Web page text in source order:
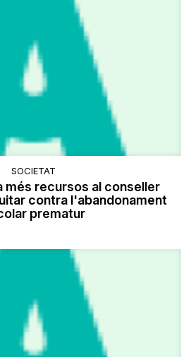
SOCIETAT
més recursos al conseller
contra l'abandonament
prematur